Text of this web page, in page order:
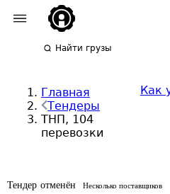
Найти грузы
Главная
Тендеры
ТНП, 104
перевозки
Как
Тендер отменён Несколько поставщиков